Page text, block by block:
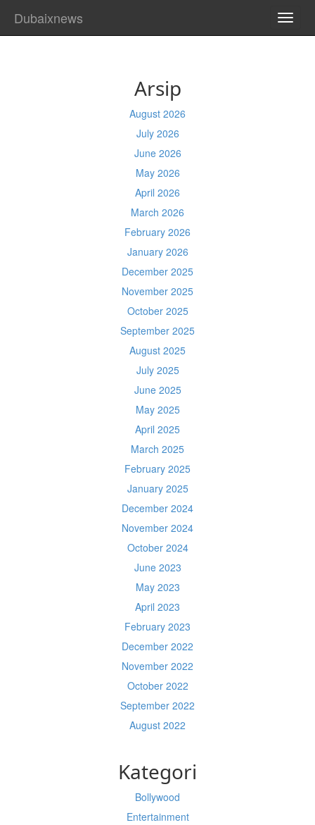
Dubaixnews
Arsip
August 2026
July 2026
June 2026
May 2026
April 2026
March 2026
February 2026
January 2026
December 2025
November 2025
October 2025
September 2025
August 2025
July 2025
June 2025
May 2025
April 2025
March 2025
February 2025
January 2025
December 2024
November 2024
October 2024
June 2023
May 2023
April 2023
February 2023
December 2022
November 2022
October 2022
September 2022
August 2022
Kategori
Bollywood
Entertainment